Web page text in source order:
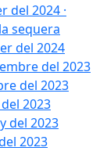
del 2024 ·
sequera
del 2024
del 2023
del 2023
2023
del 2023
2023